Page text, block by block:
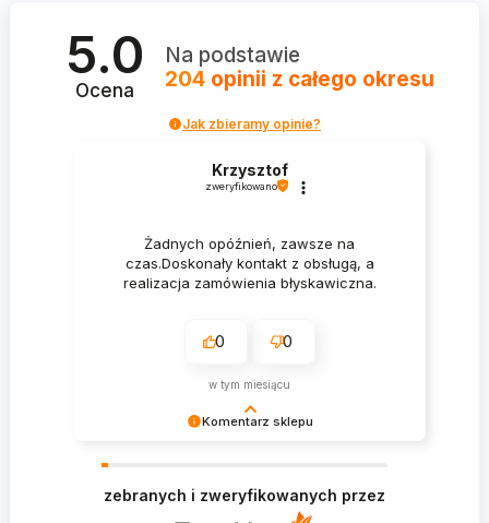
5.0
Ocena
Na podstawie
204 opinii z całego okresu
Jak zbieramy opinie?
Komentarz sklepu
Krzysztof
zweryfikowano
Żadnych opóźnień, zawsze na
czas.Doskonały kontakt z obsługą, a
realizacja zamówienia błyskawiczna.
0 0
w tym miesiącu
zebranych i zweryfikowanych przez